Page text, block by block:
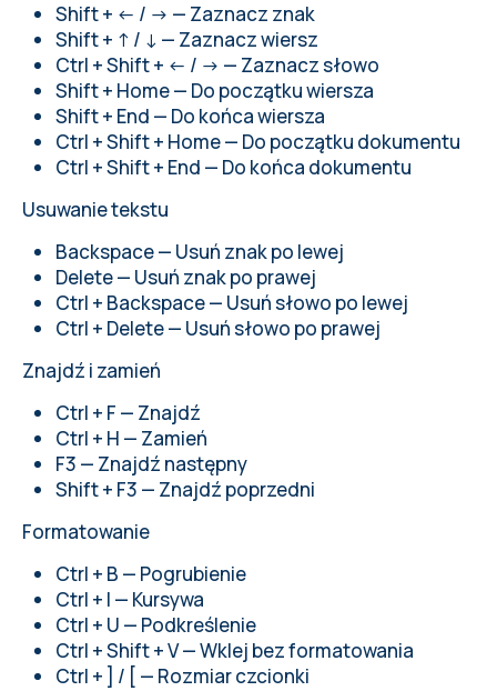
Shift + ← / → — Zaznacz znak
Shift + ↑ / ↓ — Zaznacz wiersz
Ctrl + Shift + ← / → — Zaznacz słowo
Shift + Home — Do początku wiersza
Shift + End — Do końca wiersza
Ctrl + Shift + Home — Do początku dokumentu
Ctrl + Shift + End — Do końca dokumentu
Usuwanie tekstu
Backspace — Usuń znak po lewej
Delete — Usuń znak po prawej
Ctrl + Backspace — Usuń słowo po lewej
Ctrl + Delete — Usuń słowo po prawej
Znajdź i zamień
Ctrl + F — Znajdź
Ctrl + H — Zamień
F3 — Znajdź następny
Shift + F3 — Znajdź poprzedni
Formatowanie
Ctrl + B — Pogrubienie
Ctrl + I — Kursywa
Ctrl + U — Podkreślenie
Ctrl + Shift + V — Wklej bez formatowania
Ctrl + ] / [ — Rozmiar czcionki